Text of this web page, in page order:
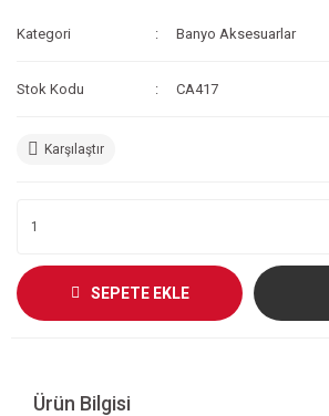
Kategori Banyo Aksesuarlar
Stok Kodu CA417
Karşılaştır
SEPETE EKLE
Ürün Bilgisi